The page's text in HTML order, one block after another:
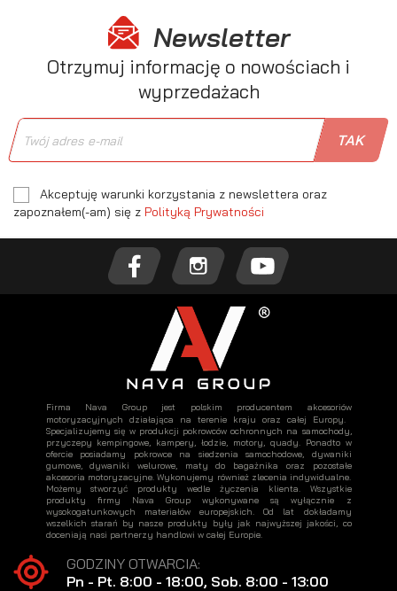
Newsletter
Otrzymuj informację o nowościach i
wyprzedażach
Akceptuję warunki korzystania z newslettera oraz
zapoznałem(-am) się z Polityką Prywatności
Firma Nava Group jest polskim producentem akcesoriów
motoryzacyjnych działająca na terenie kraju oraz całej Europy.
Specjalizujemy się w produkcji pokrowców ochronnych na samochody,
przyczepy kempingowe, kampery, łodzie, motory, quady. Ponadto w
ofercie posiadamy pokrowce na siedzenia samochodowe, dywaniki
gumowe, dywaniki welurowe, maty do bagażnika oraz pozostałe
akcesoria motoryzacyjne. Wykonujemy również zlecenia indywidualne.
Możemy stworzyć produkty wedle życzenia klienta. Wszystkie
produkty firmy Nava Group wykonywane są wyłącznie z
wysokogatunkowych materiałów europejskich. Od lat dokładamy
wszelkich starań by nasze produkty były jak najwyższej jakości, co
doceniają nasi partnerzy handlowi w całej Europie.
GODZINY OTWARCIA:
Pn - Pt. 8:00 - 18:00, Sob. 8:00 - 13:00